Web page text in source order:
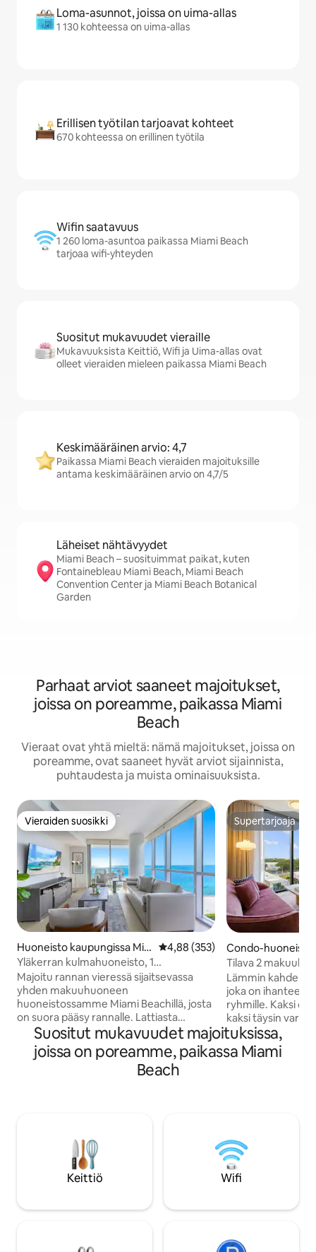
Loma-asunnot, joissa on uima-allas
1 130 kohteessa on uima-allas
Erillisen työtilan tarjoavat kohteet
670 kohteessa on erillinen työtila
Wifin saatavuus
1 260 loma-asuntoa paikassa Miami Beach
tarjoaa wifi-yhteyden
Suositut mukavuudet vieraille
Mukavuuksista Keittiö, Wifi ja Uima-allas ovat
olleet vieraiden mieleen paikassa Miami Beach
Keskimääräinen arvio: 4,7
Paikassa Miami Beach vieraiden majoituksille
antama keskimääräinen arvio on 4,7/5
Läheiset nähtävyydet
Miami Beach – suosituimmat paikat, kuten
Fontainebleau Miami Beach, Miami Beach
Convention Center ja Miami Beach Botanical
Garden
Parhaat arviot saaneet majoitukset,
joissa on poreamme, paikassa Miami
Beach
Vieraat ovat yhtä mieltä: nämä majoitukset, joissa on
poreamme, ovat saaneet hyvät arviot sijainnista,
puhtaudesta ja muista ominaisuuksista.
Vieraiden suosikki
Vieraiden suosikki
Huoneisto kaupungissa Mia
mi Beach
Keskimääräinen arvio 4,88/5,
4,88 (353)
Yläkerran kulmahuoneisto, 1
makuuhuone, merenranta, Dharma
Majoitu rannan vieressä sijaitsevassa
yhden makuuhuoneen
huoneistossamme Miami Beachillä, josta
on suora pääsy rannalle. Lattiasta
kattoon ulottuvista ikkunoista on
henkeäsalpaava näköala Atlantin
valtamerelle, ja yksityinen parvekkeesi
on täydellinen paikka ihailla
varustellusta keittiöstä, jossa on
ruostumattomasta teräksestä
valmistetut kodinkoneet, ja moderneista
mukavuuksista – ihanteellinen
ja pitkäaikaisiin majoittumisiin.
Supertarjoaja
Supertarjoaja
Condo-huoneisto
sa Wynwood
Tilava 2
2 kylpyhuonetta |
Lämmin kahden
joka on
ryhmille. Kaksi
kaksi täysin
(sisäänkäynnillä
kylpyamme) ja
vuodesohva –
Wynwood Walls
Districtia ✔ Vain
päässä Miami
ruokailua ja
Suositut mukavuudet majoituksissa,
joissa on poreamme, paikassa Miami
Beach
Keittiö Wifi